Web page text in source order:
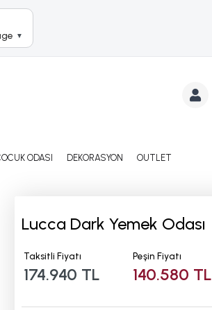
▼
ODASI DEKORASYON OUTLET
Lucca Dark Yemek Odası
Taksitli Fiyatı
174.940 TL
Peşin Fiyatı
140.580 TL